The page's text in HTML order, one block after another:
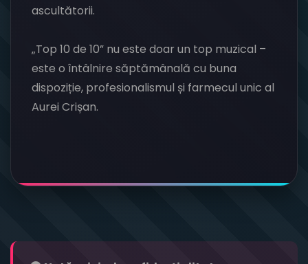
ascultătorii.
„Top 10 de 10” nu este doar un top muzical –
este o întâlnire săptămânală cu buna
dispoziție, profesionalismul și farmecul unic al
Aurei Crișan.